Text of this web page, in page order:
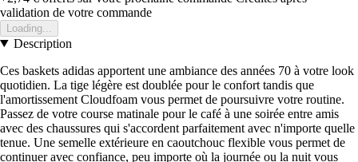
validation de votre commande
Loading...
Description
Ces baskets adidas apportent une ambiance des années 70 à votre look
quotidien. La tige légère est doublée pour le confort tandis que
l'amortissement Cloudfoam vous permet de poursuivre votre routine.
Passez de votre course matinale pour le café à une soirée entre amis
avec des chaussures qui s'accordent parfaitement avec n'importe quelle
tenue. Une semelle extérieure en caoutchouc flexible vous permet de
continuer avec confiance, peu importe où la journée ou la nuit vous